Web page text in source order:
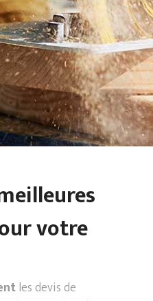
votre
les devis de